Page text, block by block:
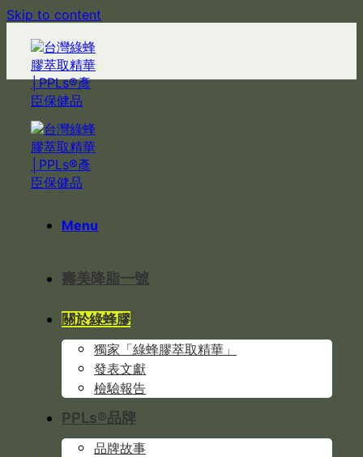
Skip to content
Menu
壽美降脂一號
關於綠蜂膠
獨家「綠蜂膠萃取精華」
發表文獻
檢驗報告
PPLs®品牌
品牌故事